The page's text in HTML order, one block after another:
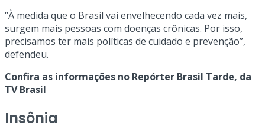
“À medida que o Brasil vai envelhecendo cada vez mais,
surgem mais pessoas com doenças crônicas. Por isso,
precisamos ter mais políticas de cuidado e prevenção”,
defendeu.
Confira as informações no Repórter Brasil Tarde, da
TV Brasil
Insônia